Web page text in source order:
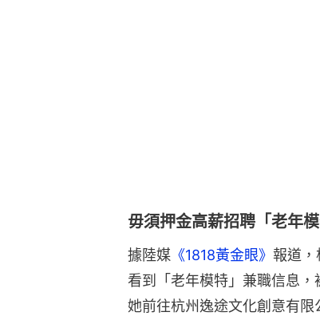
毋須押金高薪招聘「老年
據陸媒 《1818黃金眼》 報道，
看到「老年模特」兼職信息，
她前往杭州逸途文化創意有